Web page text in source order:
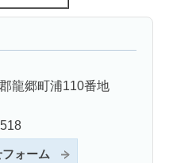
龍郷町浦110番地
ォーム